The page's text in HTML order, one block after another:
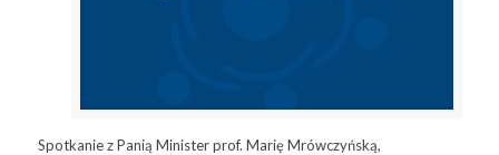
Spotkanie z Panią Minister prof. Marię Mrówczyńską,